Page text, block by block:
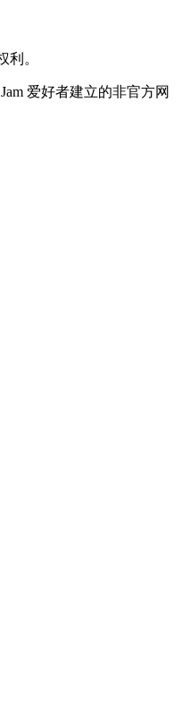
利。
爱好者建立的非官方网